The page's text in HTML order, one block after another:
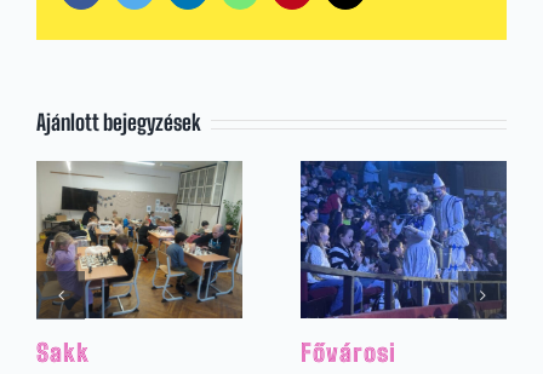
Ajánlott bejegyzések
Magyar kultúra
Suliban alvós buli